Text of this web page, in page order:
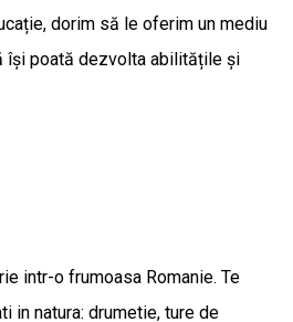
dorim să le oferim un mediu
își poată dezvolta abilitățile și
intr-o frumoasa Romanie. Te
in natura: drumetie, ture de